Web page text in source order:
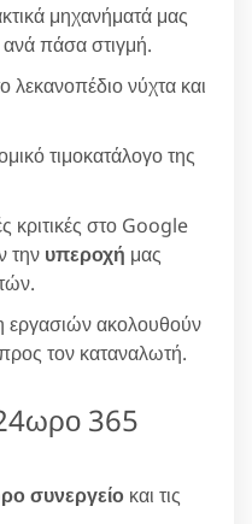
μηχανήματά μας
ανά πάσα στιγμή.
λεκανοπέδιο νύχτα και
τιμοκατάλογο της
κριτικές στο Google
την υπεροχή μας
ακολουθούν
τον καταναλωτή.
365
συνεργείο και τις